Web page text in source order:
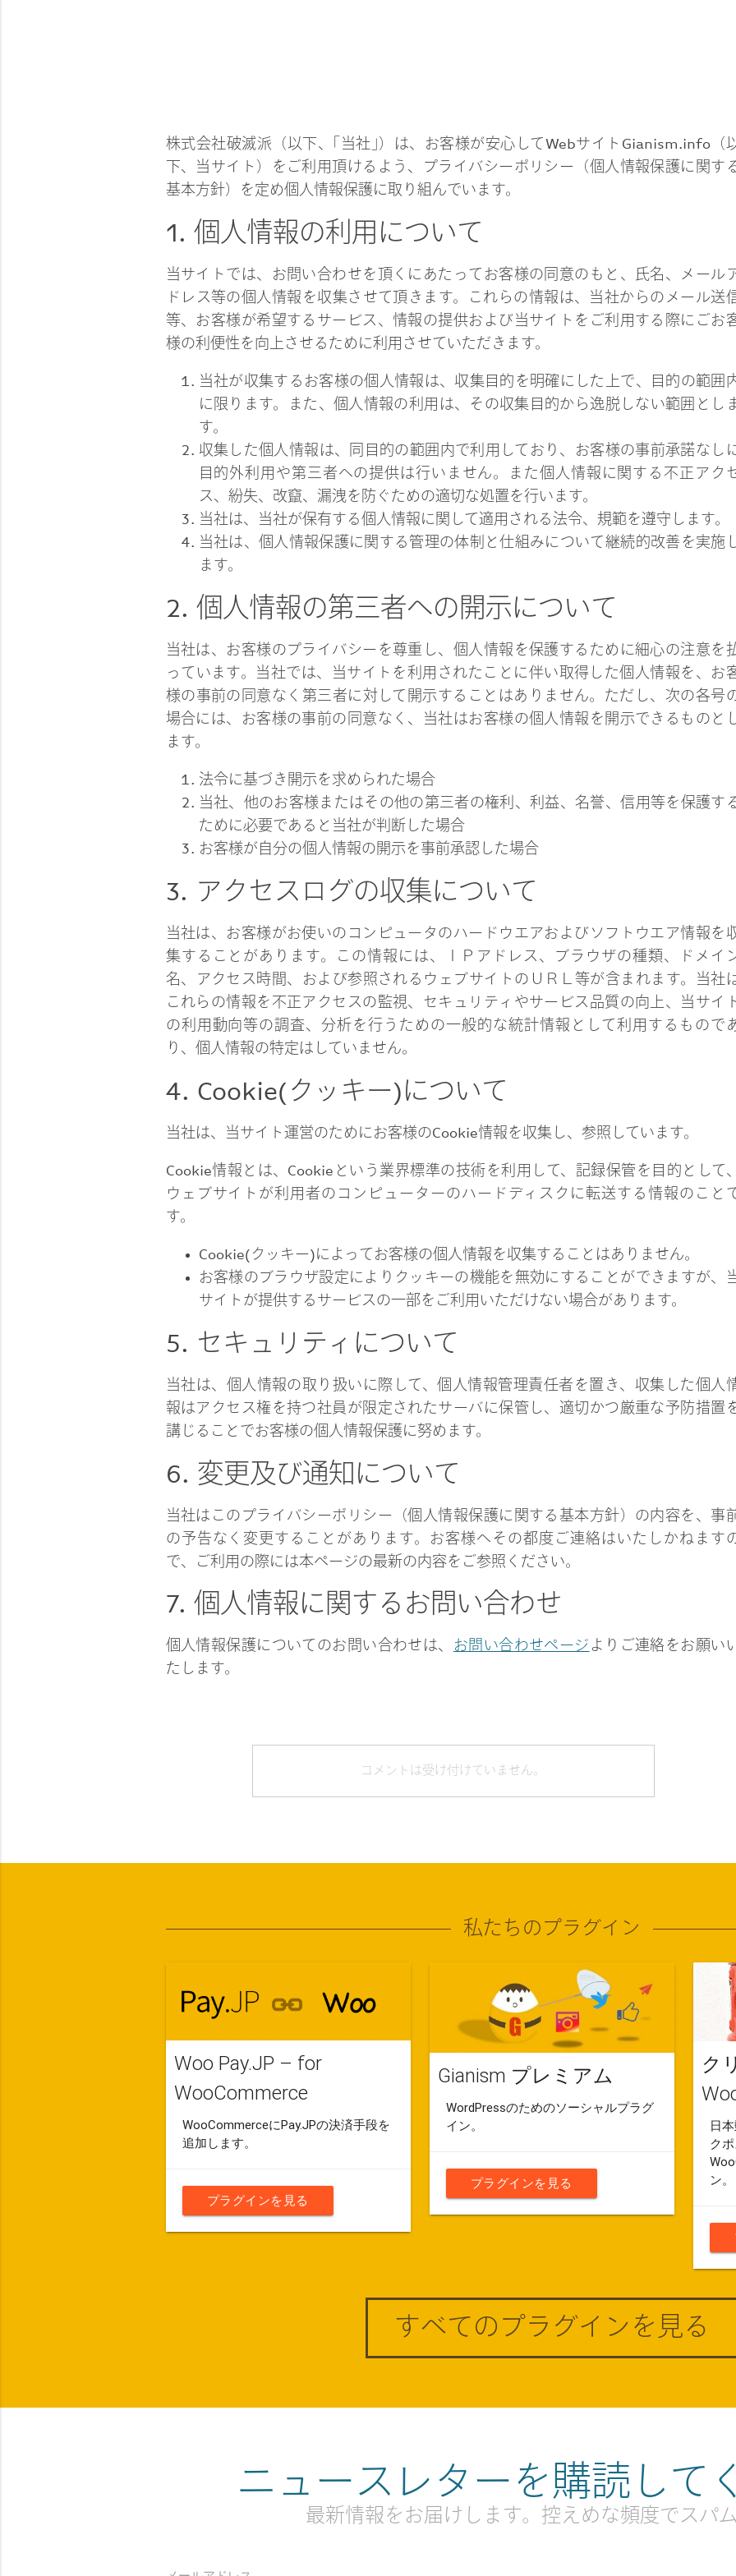
株式会社破滅派（以下、｢当社｣）は、お客様が安心してWebサイトGianism.info（
下、当サイト）をご利用頂けるよう、プライバシーポリシー（個人情報保護に関す
基本方針）を定め個人情報保護に取り組んでいます。
1. 個人情報の利用について
当サイトでは、お問い合わせを頂くにあたってお客様の同意のもと、氏名、メール
ドレス等の個人情報を収集させて頂きます。これらの情報は、当社からのメール送
等、お客様が希望するサービス、情報の提供および当サイトをご利用する際にごお
様の利便性を向上させるために利用させていただきます。
当社が収集するお客様の個人情報は、収集目的を明確にした上で、目的の範囲
に限ります。また、個人情報の利用は、その収集目的から逸脱しない範囲とし
す。
収集した個人情報は、同目的の範囲内で利用しており、お客様の事前承諾なし
目的外利用や第三者への提供は行いません。また個人情報に関する不正アク
ス、紛失、改竄、漏洩を防ぐための適切な処置を行います。
当社は、当社が保有する個人情報に関して適用される法令、規範を遵守します。
当社は、個人情報保護に関する管理の体制と仕組みについて継続的改善を実施
ます。
2. 個人情報の第三者への開示について
当社は、お客様のプライバシーを尊重し、個人情報を保護するために細心の注意を
っています。当社では、当サイトを利用されたことに伴い取得した個人情報を、お
様の事前の同意なく第三者に対して開示することはありません。ただし、次の各号
場合には、お客様の事前の同意なく、当社はお客様の個人情報を開示できるものと
ます。
法令に基づき開示を求められた場合
当社、他のお客様またはその他の第三者の権利、利益、名誉、信用等を保護す
ために必要であると当社が判断した場合
お客様が自分の個人情報の開示を事前承認した場合
3. アクセスログの収集について
当社は、お客様がお使いのコンピュータのハードウエアおよびソフトウエア情報を
集することがあります。この情報には、ＩＰアドレス、ブラウザの種類、ドメイ
名、アクセス時間、および参照されるウェブサイトのＵＲＬ等が含まれます。当社
これらの情報を不正アクセスの監視、セキュリティやサービス品質の向上、当サイ
の利用動向等の調査、分析を行うための一般的な統計情報として利用するもので
り、個人情報の特定はしていません。
4. Cookie(クッキー)について
当社は、当サイト運営のためにお客様のCookie情報を収集し、参照しています。
Cookie情報とは、Cookieという業界標準の技術を利用して、記録保管を目的として、
ウェブサイトが利用者のコンピューターのハードディスクに転送する情報のこと
す。
Cookie(クッキー)によってお客様の個人情報を収集することはありません。
お客様のブラウザ設定によりクッキーの機能を無効にすることができますが、
サイトが提供するサービスの一部をご利用いただけない場合があります。
5. セキュリティについて
当社は、個人情報の取り扱いに際して、個人情報管理責任者を置き、収集した個人
報はアクセス権を持つ社員が限定されたサーバに保管し、適切かつ厳重な予防措置
講じることでお客様の個人情報保護に努めます。
6. 変更及び通知について
当社はこのプライバシーポリシー（個人情報保護に関する基本方針）の内容を、事
の予告なく変更することがあります。お客様へその都度ご連絡はいたしかねます
で、ご利用の際には本ページの最新の内容をご参照ください。
7. 個人情報に関するお問い合わせ
個人情報保護についてのお問い合わせは、 お問い合わせページ よりご連絡をお願い
たします。
コメントは受け付けていません。
私たちのプラグイン
Woo Pay.JP – for
WooCommerce
WooCommerceにPay.JPの決済手段を
追加します。
プラグインを見る
Gianism プレミアム
WordPressのためのソーシャルプラグ
イン。
プラグインを見る
ク
日
ク
ン。
すべてのプラグインを見る
ニュースレターを購読して
最新情報をお届けします。控えめな頻度でスパム